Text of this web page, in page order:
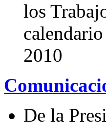
los
2010
De la